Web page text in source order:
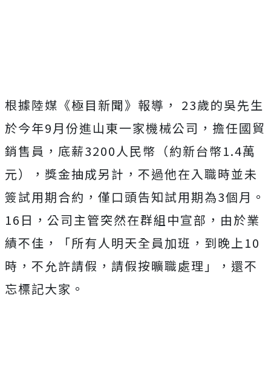
根據陸媒《極目新聞》報導， 23歲的吳先生
於今年9月份進山東一家機械公司，擔任國貿
銷售員，底薪3200人民幣（約新台幣1.4萬
元），獎金抽成另計，不過他在入職時並未
簽試用期合約，僅口頭告知試用期為3個月。
16日，公司主管突然在群組中宣部，由於業
績不佳，「所有人明天全員加班，到晚上10
時，不允許請假，請假按曠職處理」，還不
忘標記大家。